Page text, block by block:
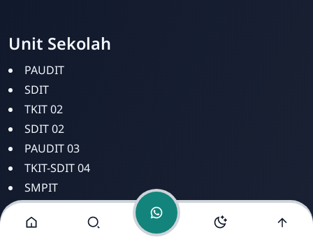
Unit Sekolah
PAUDIT
SDIT
TKIT 02
SDIT 02
PAUDIT 03
TKIT-SDIT 04
SMPIT
SMAIT